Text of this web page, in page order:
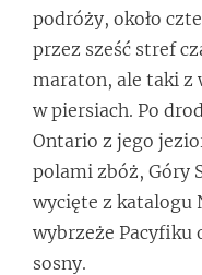
podróży, około
przez sześć stref
maraton, ale taki z
w piersiach. Po
Ontario z jego
polami zbóż, Góry
wycięte z katalogu
wybrzeże Pacyfiku
sosny.